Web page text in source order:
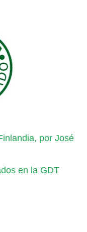
por José
en la GDT